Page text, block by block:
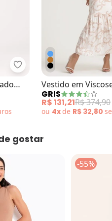
Cativa - Vestido Midi em
Vestido em
Estampado Marrom
GRIS
R$ 131,21R$ 374,90
ou 4xde R$ 32,80
gostar
-55%